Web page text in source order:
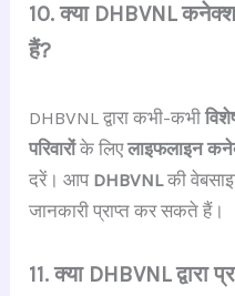
10. क्या DHBVNL
हैं?
DHBVNL द्वारा कभी-कभी
परिवारोंके लिएलाइफलाइन
दरें। आप DHBVNLकी
जानकारी प्राप्त कर सकते हैं।
11. क्या DHBVNL